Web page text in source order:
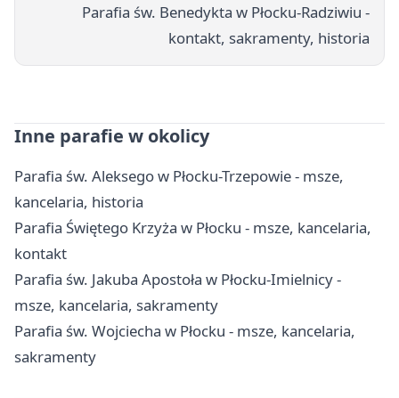
Parafia św. Benedykta w Płocku-Radziwiu -
kontakt, sakramenty, historia
Inne parafie w okolicy
Parafia św. Aleksego w Płocku-Trzepowie - msze,
kancelaria, historia
Parafia Świętego Krzyża w Płocku - msze, kancelaria,
kontakt
Parafia św. Jakuba Apostoła w Płocku-Imielnicy -
msze, kancelaria, sakramenty
Parafia św. Wojciecha w Płocku - msze, kancelaria,
sakramenty